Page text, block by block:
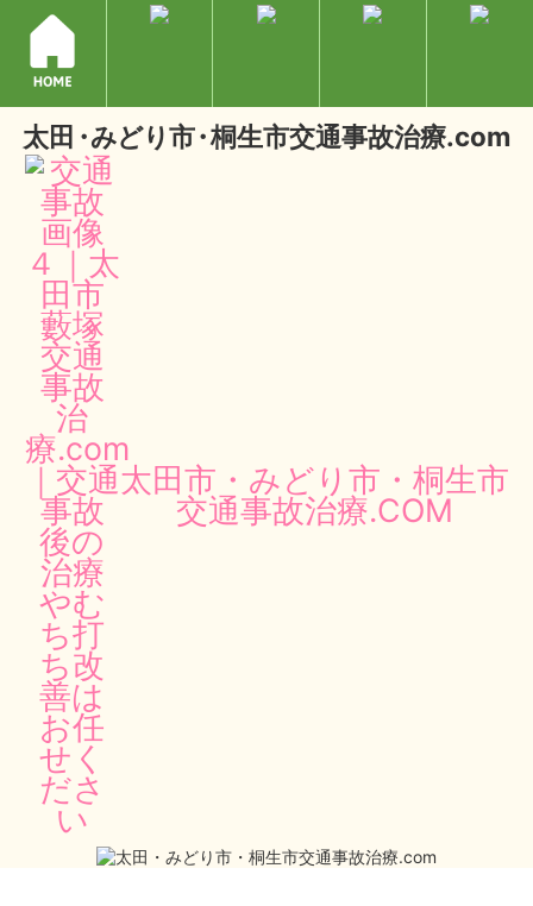
太田・みどり市・桐生市交通事故治療.com
太田市・みどり市・桐生市
交通事故治療.COM